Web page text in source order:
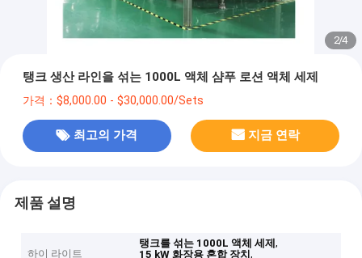
2/4
탱크 생산 라인을 섞는 1000L 액체 샴푸 로션 액체 세제
가격：$8,000.00 - $30,000.00/Sets
최고의 가격 지금 연락
제품 설명
하이 라이트
탱크를 섞는 1000L 액체 세제,
15 kW 화장용 혼합 장치,